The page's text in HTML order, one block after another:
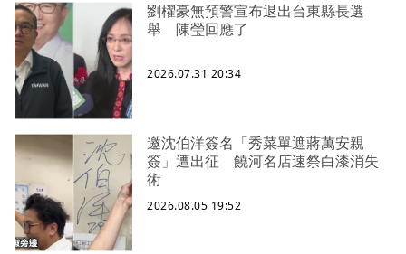
劉櫂豪無預警宣布退出台東縣長選
舉 陳瑩回應了
2026.07.31 20:34
邀沈伯洋簽名「秀菜單遮蔣萬安親
簽」遭出征 饒河名店速祭白漆消失
術
2026.08.05 19:52